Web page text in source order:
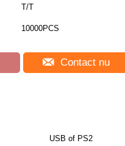
T/T
10000PCS
Contact nu
USB of PS2